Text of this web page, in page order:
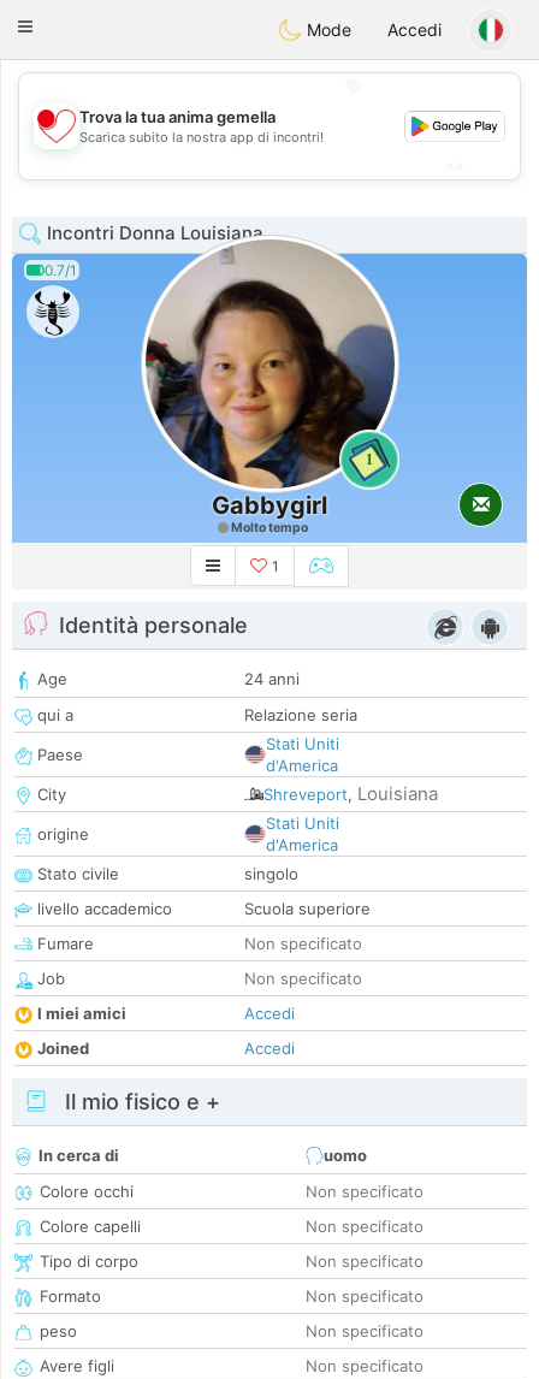
日本Chat
Toggle
Mode Accedi
💖
💕
Trova la tua anima gemella
Scarica subito la nostra app di incontri!
Incontri Donna Louisiana
0.7/1
1
Gabbygirl
Molto tempo
1
Identità personale
Age
24 anni
qui a
Relazione seria
Paese
Stati Uniti
d'America
City
Shreveport, Louisiana
origine
Stati Uniti
d'America
Stato civile
singolo
livello accademico
Scuola superiore
Fumare
Non specificato
Job
Non specificato
I miei amici
Accedi
Joined
Accedi
Il mio fisico e +
In cerca di
uomo
Colore occhi
Non specificato
Colore capelli
Non specificato
Tipo di corpo
Non specificato
Formato
Non specificato
peso
Non specificato
Avere figli
Non specificato